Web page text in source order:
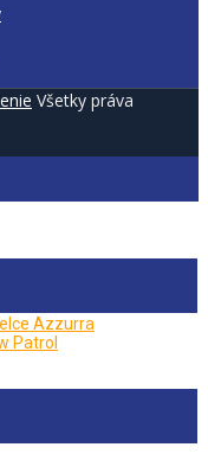
Všetky práva
Azzurra
Patrol